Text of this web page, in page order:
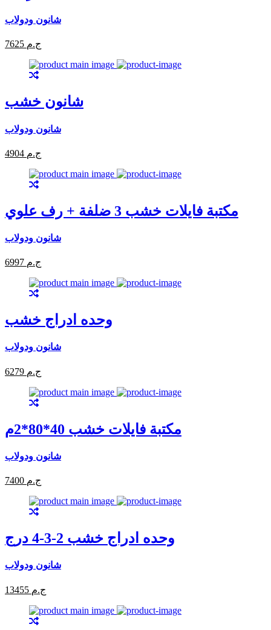
شانون ودولاب
7625 ج.م
شانون خشب
شانون ودولاب
4904 ج.م
مكتبة فايلات خشب 3 ضلفة + رف علوي
شانون ودولاب
6997 ج.م
وحده ادراج خشب
شانون ودولاب
6279 ج.م
مكتبة فايلات خشب 40*80*2م
شانون ودولاب
7400 ج.م
وحده ادراج خشب 2-3-4 درج
شانون ودولاب
13455 ج.م